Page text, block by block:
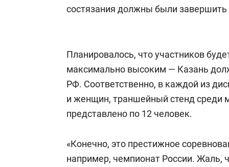
состязания должны были завершить
Планировалось, что участников
максимально высоким — Казань
РФ. Соответственно, в каждой из
и женщин, траншейный стенд
представлено по 12 человек.
«Конечно, это престижное
например, чемпионат России. Жаль,